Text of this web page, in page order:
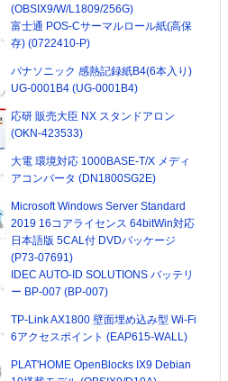
(OBSIX9/W/L1809/256G)
富士通 POS-Cサーマルロール紙(高保
存) (0722410-P)
パナソニック 感熱記録紙B4(6本入り)
UG-0001B4 (UG-0001B4)
応研 販売大臣 NX スタンドアロン
(OKN-423533)
大電 環境対応 1000BASE-T/X メディ
アコンバータ (DN1800SG2E)
Microsoft Windows Server Standard
2019 16コアライセンス 64bitWin対応
日本語版 5CAL付 DVDパッケージ
(P73-07691)
IDEC AUTO-ID SOLUTIONS バッテリ
ー BP-007 (BP-007)
TP-Link AX1800 壁面埋め込み型 Wi-Fi
6アクセスポイント (EAP615-WALL)
PLAT'HOME OpenBlocks IX9 Debian